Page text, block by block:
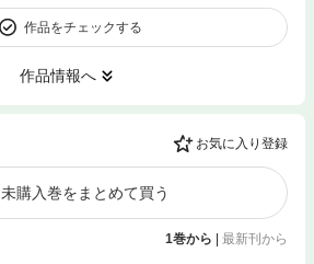
作品をチェックする
作品情報へ
お気に入り登録
未購入巻をまとめて買う
1巻から 最新刊から